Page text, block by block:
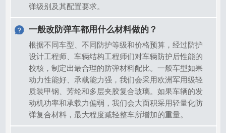
弹级别及其配置要求。
一般改防弹车都用什么材料做的？
根据不同车型、不同防护等级和价格预算，经过防护
设计工程师、车辆结构工程师们对车辆防护后性能的
校核，制定出最合理的防弹材料配比。一般车型如果
动力性能好、承载能力强，我们会采用欧洲军用级轻
质装甲钢、芳纶和多层夹胶复合玻璃。如果车辆的发
动机功率和承载力偏弱，我们会大面积采用轻量化防
弹复合材料，最大程度减轻整车所增加的重量。